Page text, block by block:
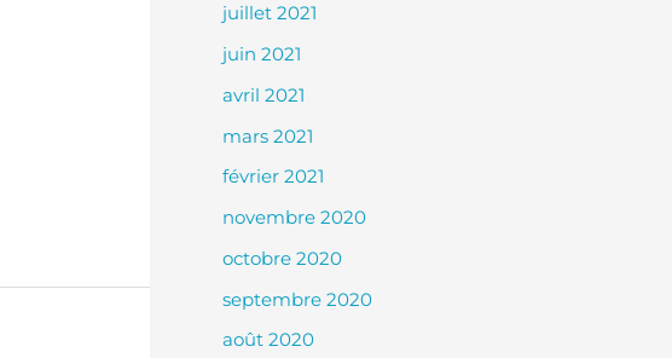
juillet 2021
juin 2021
avril 2021
mars 2021
février 2021
novembre 2020
octobre 2020
septembre 2020
août 2020